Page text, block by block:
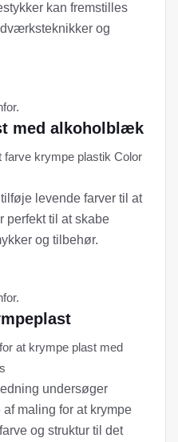
kan fremstilles
og
med alkoholblæk
krympe plastik Color
levende farver til at
perfekt til at skabe
og tilbehør.
at krympe plast med
undersøger
maling for at krympe
og struktur til det